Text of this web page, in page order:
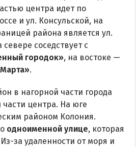
центра идет по
и ул. Консульской, на
района является ул.
соседствует с
городок», на востоке —
.
в нагорной части города
части центра. На юге
районом Колония.
одноименной улице, которая
за удаленности от моря и